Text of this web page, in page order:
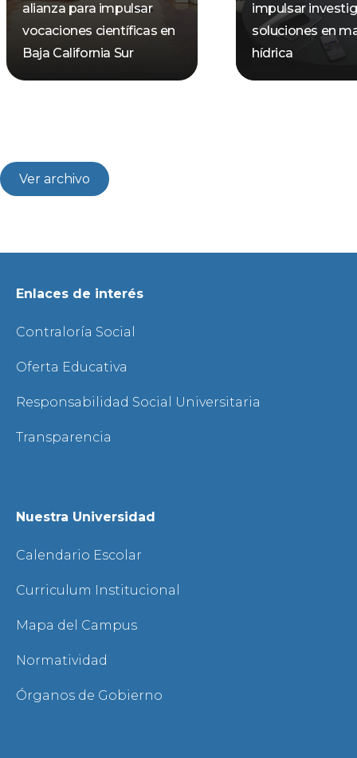
alianza para impulsar
vocaciones científicas en
Baja California Sur
impulsar
soluciones en
hídrica
Ver archivo
Enlaces de interés
Contraloría Social
Oferta Educativa
Responsabilidad Social Universitaria
Transparencia
Nuestra Universidad
Calendario Escolar
Curriculum Institucional
Mapa del Campus
Normatividad
Órganos de Gobierno